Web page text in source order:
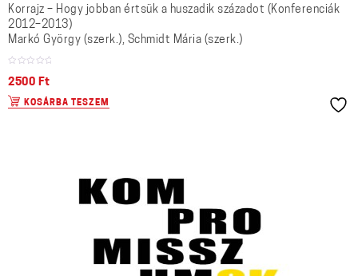
Korrajz – Hogy jobban értsük a huszadik századot (Konferenciák
2012–2013)
Markó György (szerk.), Schmidt Mária (szerk.)
2500 Ft
KOSÁRBA TESZEM